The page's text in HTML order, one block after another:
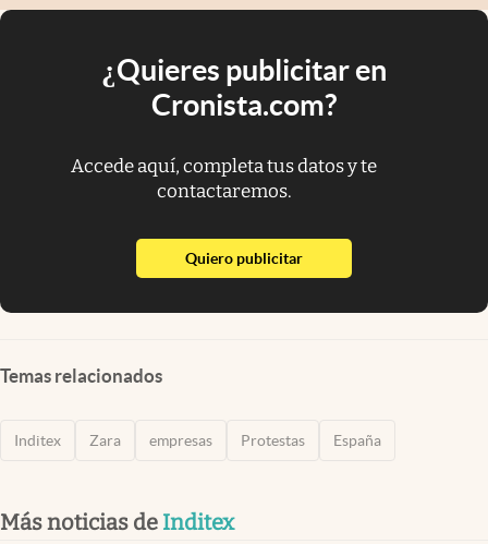
¿Quieres publicitar en
Cronista.com?
Accede aquí, completa tus datos y te
contactaremos.
Quiero publicitarabre en nueva pestaña
Temas relacionados
Inditex Zara empresas Protestas España
Más noticias de Inditex